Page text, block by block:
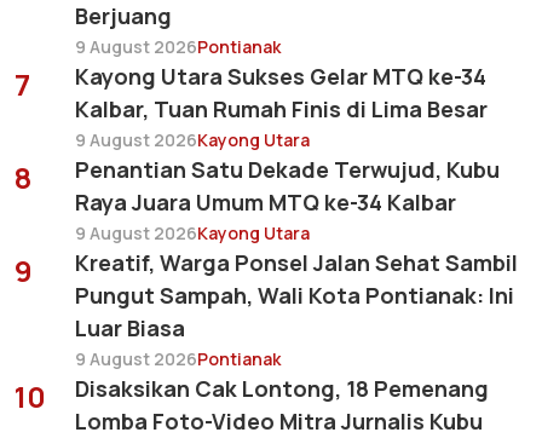
Berjuang
9 August 2026Pontianak
7
Kayong Utara Sukses Gelar MTQ ke-34
Kalbar, Tuan Rumah Finis di Lima Besar
9 August 2026Kayong Utara
8
Penantian Satu Dekade Terwujud, Kubu
Raya Juara Umum MTQ ke-34 Kalbar
9 August 2026Kayong Utara
9
Kreatif, Warga Ponsel Jalan Sehat Sambil
Pungut Sampah, Wali Kota Pontianak: Ini
Luar Biasa
9 August 2026Pontianak
10
Disaksikan Cak Lontong, 18 Pemenang
Lomba Foto-Video Mitra Jurnalis Kubu